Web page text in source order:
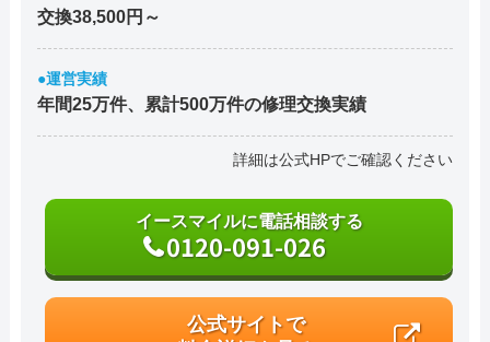
交換38,500円～
●運営実績
年間25万件、累計500万件の修理交換実績
詳細は公式HPでご確認ください
イースマイルに電話相談する
0120-091-026
公式サイトで